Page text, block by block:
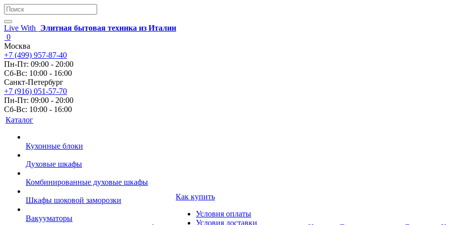
Live With
Элитная бытовая техника из Италии
0
Москва
+7 (499) 957-87-40
Пн-Пт: 09:00 - 20:00
Сб-Вс: 10:00 - 16:00
Санкт-Петербург
+7 (916) 051-57-70
Пн-Пт: 09:00 - 20:00
Сб-Вс: 10:00 - 16:00
Каталог
Кухонные блоки
Духовые шкафы
Комбинированные духовые шкафы
Шкафы шоковой заморозки
Вакууматоры
Как купить
Условия оплаты
Условия доставки